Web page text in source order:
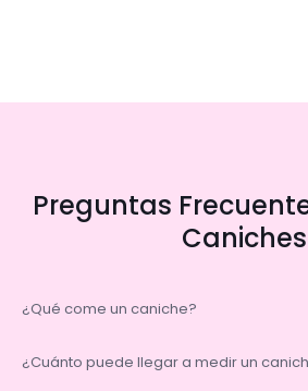
Preguntas
Caniches
¿Qué come un caniche?
¿Cuánto puede llegar a medir un